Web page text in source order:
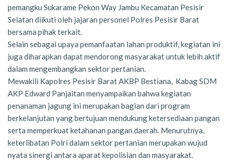
pemangku Sukarame Pekon Way Jambu Kecamatan Pesisir
Selatan diikuti oleh jajaran personel Polres Pesisir Barat
bersama pihak terkait.
Selain sebagai upaya pemanfaatan lahan produktif, kegiatan ini
juga diharapkan dapat mendorong masyarakat untuk lebih aktif
dalam mengembangkan sektor pertanian.
Mewakili Kapolres Pesisir Barat AKBP Bestiana, Kabag SDM
AKP Edward Panjaitan menyampaikan bahwa kegiatan
penanaman jagung ini merupakan bagian dari program
berkelanjutan yang bertujuan mendukung ketersediaan pangan
serta memperkuat ketahanan pangan daerah. Menurutnya,
keterlibatan Polri dalam sektor pertanian merupakan wujud
nyata sinergi antara aparat kepolisian dan masyarakat.